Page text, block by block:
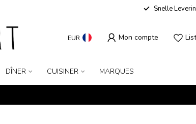
Snelle
EUR Mon compte
DÎNER CUISINER MARQUES